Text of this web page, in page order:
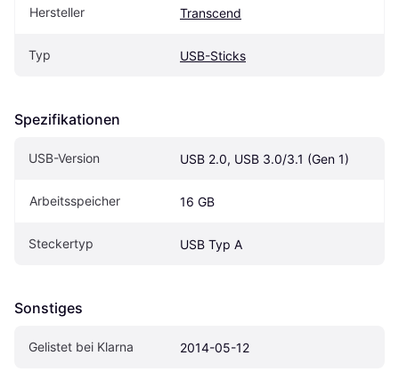
Hersteller Transcend
Typ USB-Sticks
Spezifikationen
USB-Version USB 2.0, USB 3.0/3.1 (Gen 1)
Arbeitsspeicher 16 GB
Steckertyp USB Typ A
Sonstiges
Gelistet bei Klarna 2014-05-12